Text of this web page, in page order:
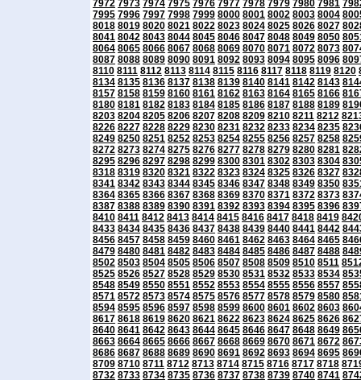
7972 7973 7974 7975 7976 7977 7978 7979 7980 7981
7995 7996 7997 7998 7999 8000 8001 8002 8003 8004
8018 8019 8020 8021 8022 8023 8024 8025 8026 8027
8041 8042 8043 8044 8045 8046 8047 8048 8049 8050
8064 8065 8066 8067 8068 8069 8070 8071 8072 8073
8087 8088 8089 8090 8091 8092 8093 8094 8095 8096
8110 8111 8112 8113 8114 8115 8116 8117 8118 8119 8120
8134 8135 8136 8137 8138 8139 8140 8141 8142 8143
8157 8158 8159 8160 8161 8162 8163 8164 8165 8166
8180 8181 8182 8183 8184 8185 8186 8187 8188 8189
8203 8204 8205 8206 8207 8208 8209 8210 8211 8212
8226 8227 8228 8229 8230 8231 8232 8233 8234 8235
8249 8250 8251 8252 8253 8254 8255 8256 8257 8258
8272 8273 8274 8275 8276 8277 8278 8279 8280 8281
8295 8296 8297 8298 8299 8300 8301 8302 8303 8304
8318 8319 8320 8321 8322 8323 8324 8325 8326 8327
8341 8342 8343 8344 8345 8346 8347 8348 8349 8350
8364 8365 8366 8367 8368 8369 8370 8371 8372 8373
8387 8388 8389 8390 8391 8392 8393 8394 8395 8396
8410 8411 8412 8413 8414 8415 8416 8417 8418 8419
8433 8434 8435 8436 8437 8438 8439 8440 8441 8442
8456 8457 8458 8459 8460 8461 8462 8463 8464 8465
8479 8480 8481 8482 8483 8484 8485 8486 8487 8488
8502 8503 8504 8505 8506 8507 8508 8509 8510 8511
8525 8526 8527 8528 8529 8530 8531 8532 8533 8534
8548 8549 8550 8551 8552 8553 8554 8555 8556 8557
8571 8572 8573 8574 8575 8576 8577 8578 8579 8580
8594 8595 8596 8597 8598 8599 8600 8601 8602 8603
8617 8618 8619 8620 8621 8622 8623 8624 8625 8626
8640 8641 8642 8643 8644 8645 8646 8647 8648 8649
8663 8664 8665 8666 8667 8668 8669 8670 8671 8672
8686 8687 8688 8689 8690 8691 8692 8693 8694 8695
8709 8710 8711 8712 8713 8714 8715 8716 8717 8718
8732 8733 8734 8735 8736 8737 8738 8739 8740 8741